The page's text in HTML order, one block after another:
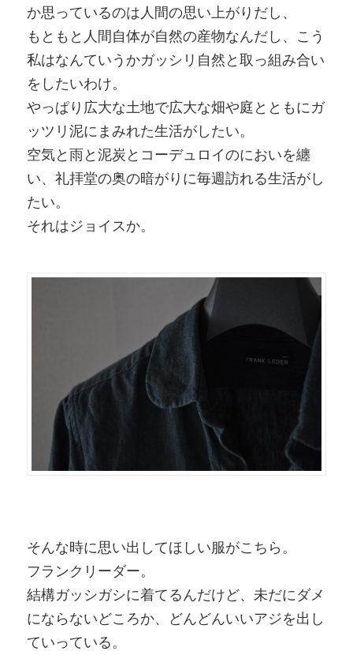
か思っているのは人間の思い上がりだし、
もともと人間自体が自然の産物なんだし、こう
私はなんていうかガッシリ自然と取っ組み合い
をしたいわけ。
やっぱり広大な土地で広大な畑や庭とともにガ
ッツリ泥にまみれた生活がしたい。
空気と雨と泥炭とコーデュロイのにおいを纏
い、礼拝堂の奥の暗がりに毎週訪れる生活がし
たい。
それはジョイスか。
そんな時に思い出してほしい服がこちら。
フランクリーダー。
結構ガッシガシに着てるんだけど、未だにダメ
にならないどころか、どんどんいいアジを出し
ていっている。